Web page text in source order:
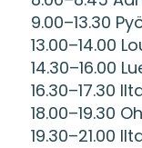
9.00–13.30
13.00–14.00
14.30–16.00
16.30–17.30
18.00–19.30
19.30–21.00